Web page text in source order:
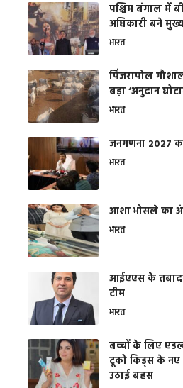
पश्चिम बंगाल में
अधिकारी बने
भारत
​पिंजरापोल
बड़ा ‘अनुदान
भारत
जनगणना 2027
भारत
आशा भोसले का
भारत
आईएएस के
टीम
भारत
बच्चों के लिए
टूको किड्स के
उठाई बहस